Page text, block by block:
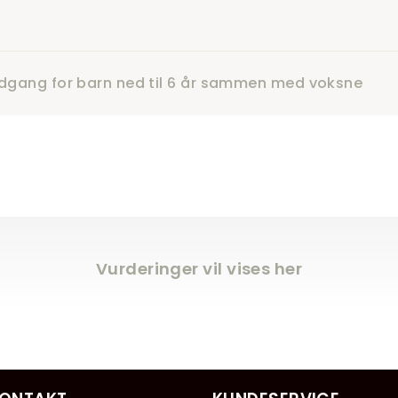
for barn ned til 6 år sammen med voksne
Vurderinger vil vises her